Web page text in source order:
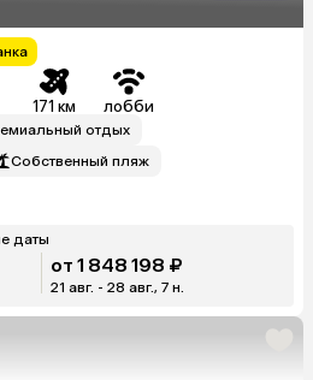
171 км лобби
отдых
Собственный пляж
даты
от 1 848 198 ₽
21 авг. - 28 авг., 7 н.